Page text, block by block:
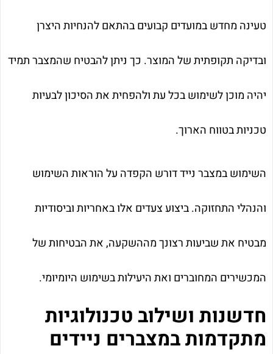
טעינה מחדש במועדים קבועים בהתאם להנחיות היצרן
ובדיקה תקופתית של המוצר. כך ניתן להבטיח שהמצבר תמיד
יהיה מוכן לשימוש בכל עת ולהפחית את הסיכון לבעיות
טכניות בטווח הארוך.
השימוש במצבר נייד דורש הקפדה על הוראות השימוש
והנהלי התחזוקה. ביצוע צעדים אלו באחריות וביסודיות
מבטיח את שביעות רצונך מההשקעה, את הבטיחות של
המכשירים המחוברים ואת היעילות בשימוש היומיומי.
חדשנות ושילוב טכנולוגיות
מתקדמות במצברים ניידים